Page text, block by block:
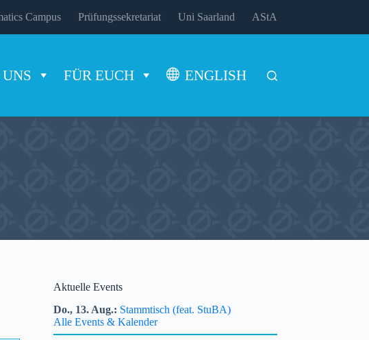
Campus Prüfungssekretariat Uni Saarland AStA
FÜR EUCH ENGLISH
Aktuelle Events
Do., 13. Aug. Stammtisch (feat. StuBA)
Alle Events & Kalender